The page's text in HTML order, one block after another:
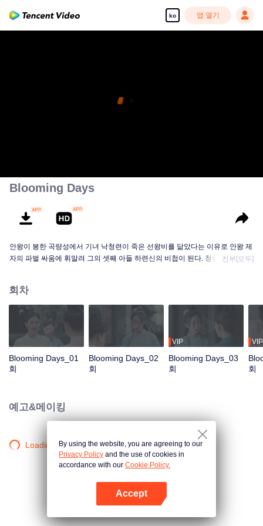
ko 앱 열기
Blooming Days
안왕이 봉한 곡량성에서 기녀 낙청련이 죽은 선왕비를 닮았다는 이유로 안왕 제
자의 파벌 싸움에 휘말려 그의 셋째 아들 하련신의 비첩이 된다. 청련은 처음에
전부[모두]
회차
Blooming Days_01
회
Blooming Days_02
회
VIP
Blooming Days_03
회
VIP
회
예고&메이킹
Loading…By using the website, you are agreeing to our
Privacy Policy and the use of cookies in
accordance with our Cookie Policy.
Accept